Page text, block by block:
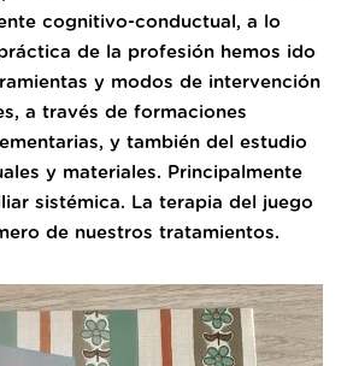
cognitivo-conductual, a lo
de la profesión hemos ido
y modos de intervención
a través de formaciones
y también del estudio
y materiales. Principalmente
sistémica. La terapia del juego
de nuestros tratamientos.